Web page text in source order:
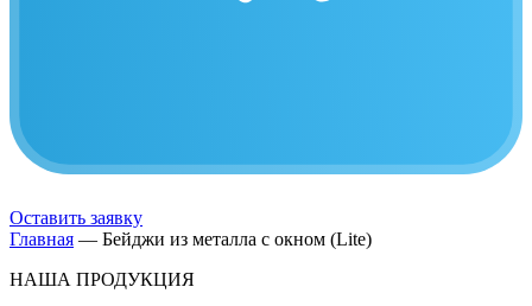
Оставить заявку
Главная — Бейджи из металла с окном (Lite)
НАША ПРОДУКЦИЯ